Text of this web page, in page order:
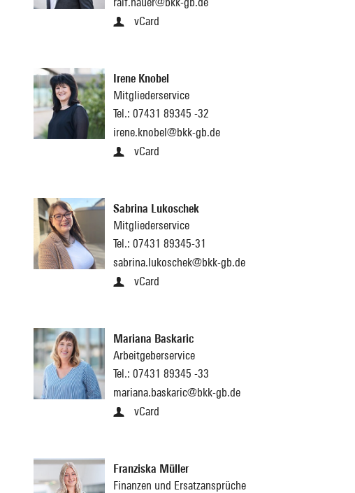
vCard
Irene Knobel
Mitgliederservice
Tel.: 07431 89345 -32
irene.knobel@bkk-gb.de
vCard
Sabrina Lukoschek
Mitgliederservice
Tel.: 07431 89345-31
sabrina.lukoschek@bkk-gb.de
vCard
Mariana Baskaric
Arbeitgeberservice
Tel.: 07431 89345 -33
mariana.baskaric@bkk-gb.de
vCard
Franziska Müller
Finanzen und Ersatzansprüche